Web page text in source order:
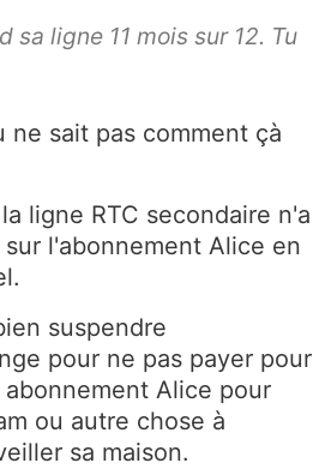
sa ligne 11 mois sur 12. Tu
ne sait pas comment çà
ligne RTC secondaire n'a
l'abonnement Alice en
suspendre
pour ne pas payer pour
Alice pour
ou autre chose à
sa maison.